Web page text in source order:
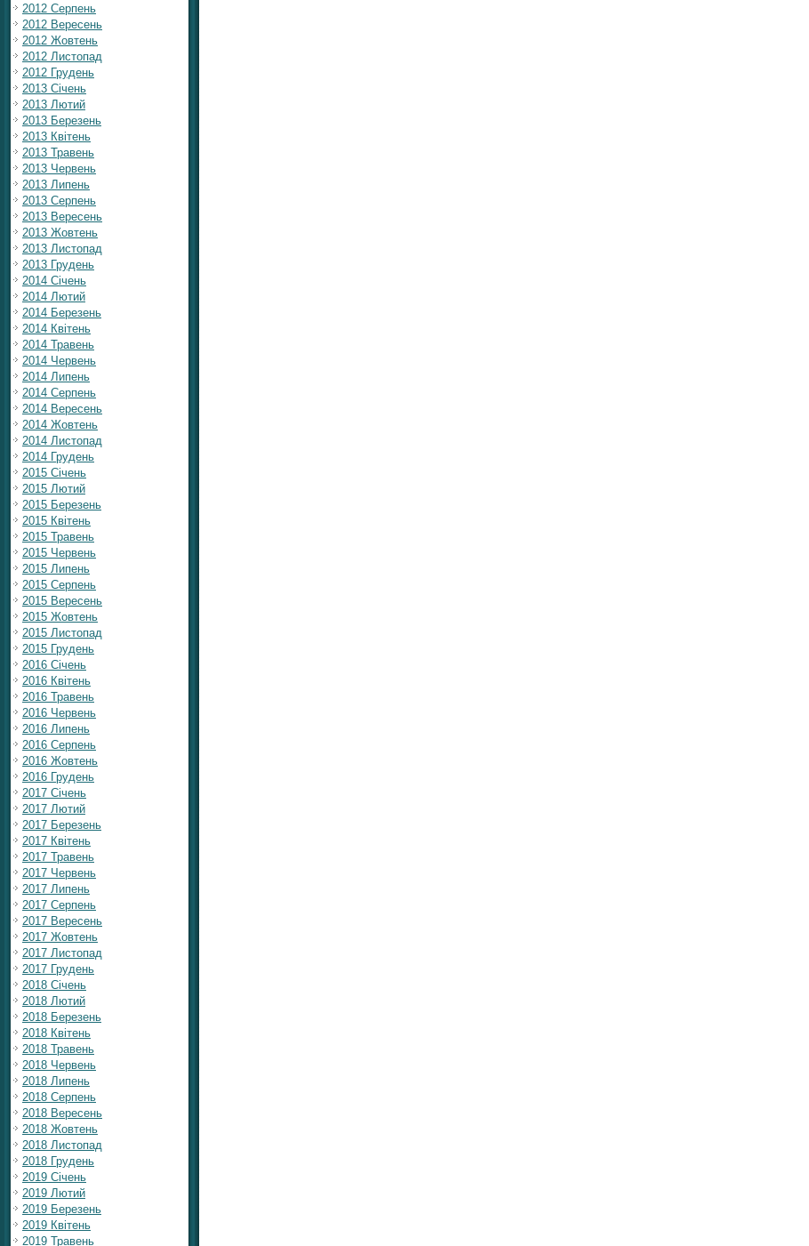
2012 Серпень
2012 Вересень
2012 Жовтень
2012 Листопад
2012 Грудень
2013 Січень
2013 Лютий
2013 Березень
2013 Квітень
2013 Травень
2013 Червень
2013 Липень
2013 Серпень
2013 Вересень
2013 Жовтень
2013 Листопад
2013 Грудень
2014 Січень
2014 Лютий
2014 Березень
2014 Квітень
2014 Травень
2014 Червень
2014 Липень
2014 Серпень
2014 Вересень
2014 Жовтень
2014 Листопад
2014 Грудень
2015 Січень
2015 Лютий
2015 Березень
2015 Квітень
2015 Травень
2015 Червень
2015 Липень
2015 Серпень
2015 Вересень
2015 Жовтень
2015 Листопад
2015 Грудень
2016 Січень
2016 Квітень
2016 Травень
2016 Червень
2016 Липень
2016 Серпень
2016 Жовтень
2016 Грудень
2017 Січень
2017 Лютий
2017 Березень
2017 Квітень
2017 Травень
2017 Червень
2017 Липень
2017 Серпень
2017 Вересень
2017 Жовтень
2017 Листопад
2017 Грудень
2018 Січень
2018 Лютий
2018 Березень
2018 Квітень
2018 Травень
2018 Червень
2018 Липень
2018 Серпень
2018 Вересень
2018 Жовтень
2018 Листопад
2018 Грудень
2019 Січень
2019 Лютий
2019 Березень
2019 Квітень
2019 Травень